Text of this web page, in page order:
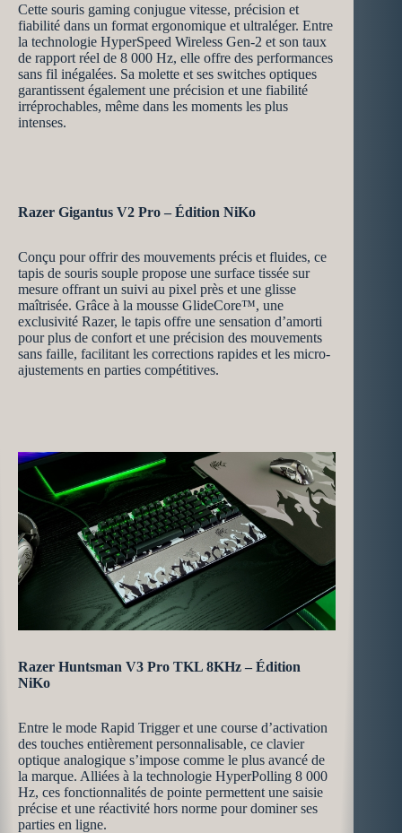
Cette souris gaming conjugue vitesse, précision et
fiabilité dans un format ergonomique et ultraléger. Entre
la technologie HyperSpeed Wireless Gen-2 et son taux
de rapport réel de 8 000 Hz, elle offre des performances
sans fil inégalées. Sa molette et ses switches optiques
garantissent également une précision et une fiabilité
irréprochables, même dans les moments les plus
intenses.
Razer Gigantus V2 Pro – Édition NiKo
Conçu pour offrir des mouvements précis et fluides, ce
tapis de souris souple propose une surface tissée sur
mesure offrant un suivi au pixel près et une glisse
maîtrisée. Grâce à la mousse GlideCore™, une
exclusivité Razer, le tapis offre une sensation d’amorti
pour plus de confort et une précision des mouvements
sans faille, facilitant les corrections rapides et les micro-
ajustements en parties compétitives.
Razer Huntsman V3 Pro TKL 8KHz – Édition
NiKo
Entre le mode Rapid Trigger et une course d’activation
des touches entièrement personnalisable, ce clavier
optique analogique s’impose comme le plus avancé de
la marque. Alliées à la technologie HyperPolling 8 000
Hz, ces fonctionnalités de pointe permettent une saisie
précise et une réactivité hors norme pour dominer ses
parties en ligne.